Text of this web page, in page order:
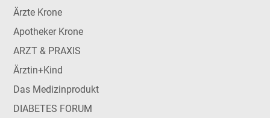
Ärzte Krone
Apotheker Krone
ARZT & PRAXIS
Ärztin+Kind
Das Medizinprodukt
DIABETES FORUM